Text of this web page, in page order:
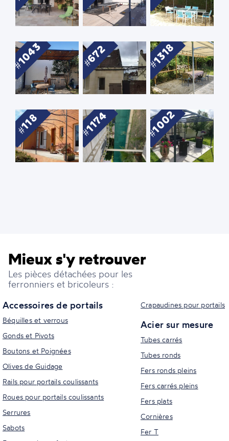
1043 672 1318
118 1174 1002
Mieux s'y retrouver
Les pièces détachées pour les
ferronniers et bricoleurs :
Accessoires de portails
Béquilles et verrous
Gonds et Pivots
Boutons et Poignées
Olives de Guidage
Rails pour portails coulissants
Roues pour portails coulissants
Serrures
Sabots
Crapaudines pour portails
Acier sur mesure
Tubes carrés
Tubes ronds
Fers ronds pleins
Fers carrés pleins
Fers plats
Cornières
Fer T